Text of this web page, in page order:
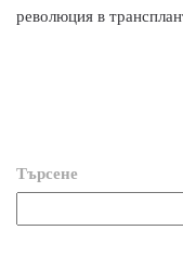
революция в
Търсене